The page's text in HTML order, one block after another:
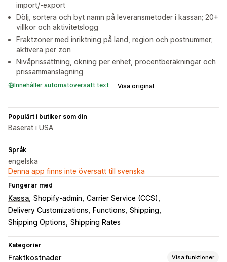
import/-export
Dölj, sortera och byt namn på leveransmetoder i kassan; 20+
villkor och aktivitetslogg
Fraktzoner med inriktning på land, region och postnummer;
aktivera per zon
Nivåprissättning, ökning per enhet, procentberäkningar och
prissammanslagning
Innehåller automatöversatt text Visa original
Populärt i butiker som din
Baserat i USA
Språk
engelska
Denna app finns inte översatt till svenska
Fungerar med
Kassa Shopify-admin Carrier Service (CCS)
Delivery Customizations
Functions Shipping
Shipping Options Shipping Rates
Kategorier
Fraktkostnader Visa funktioner